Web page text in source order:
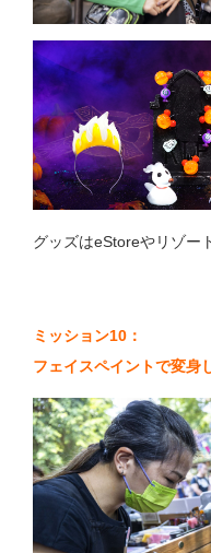
グッズはeStoreやリゾー
ミッション10：
フェイスペイントで変身